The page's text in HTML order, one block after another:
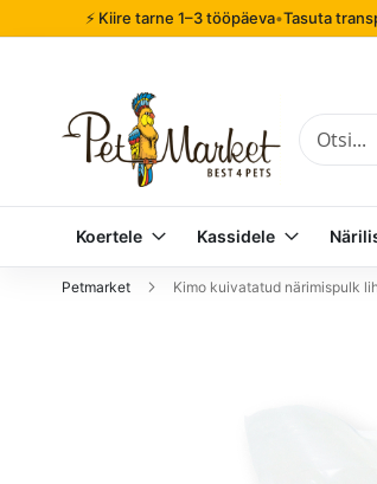
⚡ Kiire tarne 1–3 tööpäeva•Tasuta
Otsi
Koertele Kassidele
Petmarket Kimo kuivatatud närimispulk